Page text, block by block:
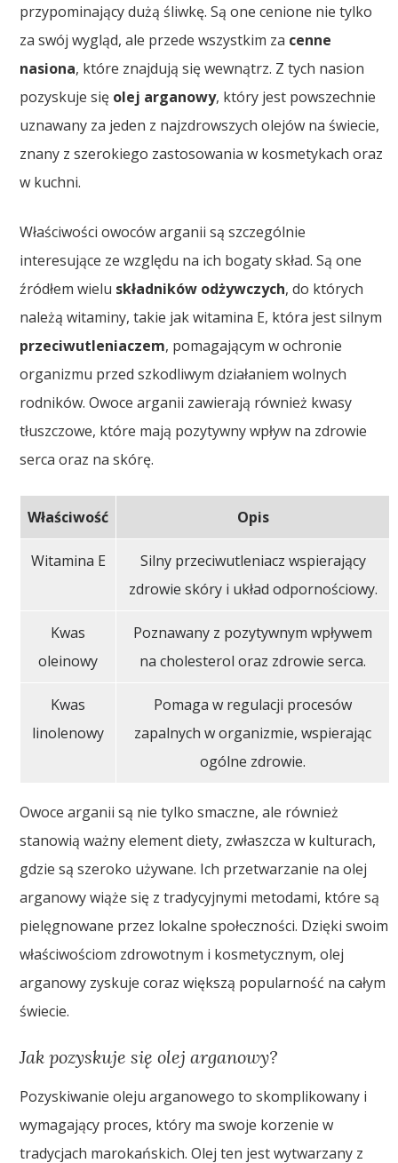
przypominający dużą śliwkę. Są one cenione nie tylko
za swój wygląd, ale przede wszystkim za cenne
nasiona, które znajdują się wewnątrz. Z tych nasion
pozyskuje się olej arganowy, który jest powszechnie
uznawany za jeden z najzdrowszych olejów na świecie,
znany z szerokiego zastosowania w kosmetykach oraz
w kuchni.
Właściwości owoców arganii są szczególnie
interesujące ze względu na ich bogaty skład. Są one
źródłem wielu składników odżywczych, do których
należą witaminy, takie jak witamina E, która jest silnym
przeciwutleniaczem, pomagającym w ochronie
organizmu przed szkodliwym działaniem wolnych
rodników. Owoce arganii zawierają również kwasy
tłuszczowe, które mają pozytywny wpływ na zdrowie
serca oraz na skórę.
Właściwość Opis
Witamina E
Silny przeciwutleniacz wspierający
zdrowie skóry i układ odpornościowy.
Kwas
oleinowy
Poznawany z pozytywnym wpływem
na cholesterol oraz zdrowie serca.
Kwas
linolenowy
Pomaga w regulacji procesów
zapalnych w organizmie, wspierając
ogólne zdrowie.
Owoce arganii są nie tylko smaczne, ale również
stanowią ważny element diety, zwłaszcza w kulturach,
gdzie są szeroko używane. Ich przetwarzanie na olej
arganowy wiąże się z tradycyjnymi metodami, które są
pielęgnowane przez lokalne społeczności. Dzięki swoim
właściwościom zdrowotnym i kosmetycznym, olej
arganowy zyskuje coraz większą popularność na całym
świecie.
Jak pozyskuje się olej arganowy?
Pozyskiwanie oleju arganowego to skomplikowany i
wymagający proces, który ma swoje korzenie w
tradycjach marokańskich. Olej ten jest wytwarzany z